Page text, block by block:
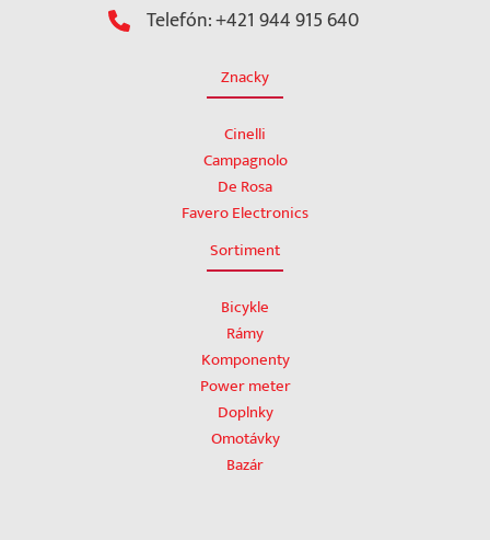
Telefón: +421 944 915 640
Znacky
Cinelli
Campagnolo
De Rosa
Favero Electronics
Sortiment
Bicykle
Rámy
Komponenty
Power meter
Doplnky
Omotávky
Bazár